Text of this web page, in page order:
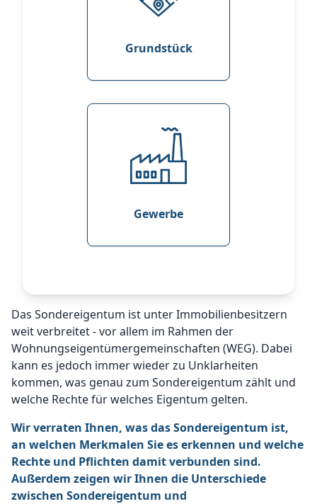
Grundstück
Gewerbe
Das Sondereigentum ist unter Immobilienbesitzern
weit verbreitet - vor allem im Rahmen der
Wohnungseigentümergemeinschaften (WEG). Dabei
kann es jedoch immer wieder zu Unklarheiten
kommen, was genau zum Sondereigentum zählt und
welche Rechte für welches Eigentum gelten.
Wir verraten Ihnen, was das Sondereigentum ist,
an welchen Merkmalen Sie es erkennen und welche
Rechte und Pflichten damit verbunden sind.
Außerdem zeigen wir Ihnen die Unterschiede
zwischen Sondereigentum und